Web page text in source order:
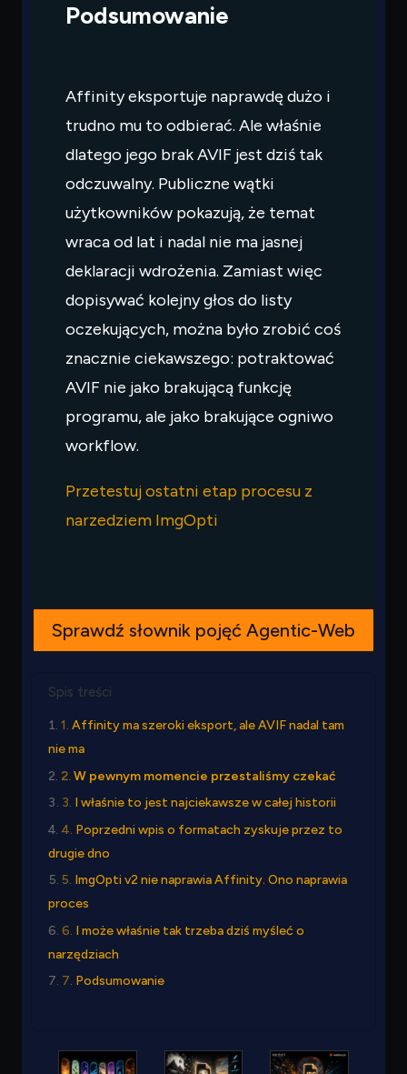
Podsumowanie
Affinity eksportuje naprawdę dużo i
trudno mu to odbierać. Ale właśnie
dlatego jego brak AVIF jest dziś tak
odczuwalny. Publiczne wątki
użytkowników pokazują, że temat
wraca od lat i nadal nie ma jasnej
deklaracji wdrożenia. Zamiast więc
dopisywać kolejny głos do listy
oczekujących, można było zrobić coś
znacznie ciekawszego: potraktować
AVIF nie jako brakującą funkcję
programu, ale jako brakujące ogniwo
workflow.
Przetestuj ostatni etap procesu z
narzedziem ImgOpti
Sprawdź słownik pojęć Agentic-Web
Spis treści
Affinity ma szeroki eksport, ale AVIF nadal tam
nie ma
W pewnym momencie przestaliśmy czekać
I właśnie to jest najciekawsze w całej historii
Poprzedni wpis o formatach zyskuje przez to
drugie dno
ImgOpti v2 nie naprawia Affinity. Ono naprawia
proces
I może właśnie tak trzeba dziś myśleć o
narzędziach
Podsumowanie